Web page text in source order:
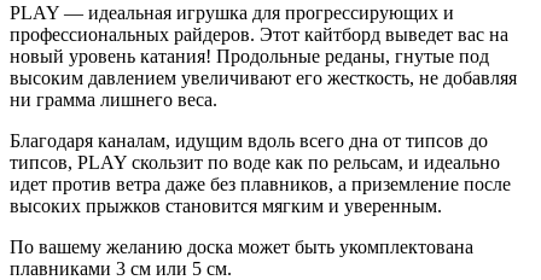
PLAY — идеальная игрушка для прогрессирующих и
профессиональных райдеров. Этот кайтборд выведет вас на
новый уровень катания! Продольные реданы, гнутые под
высоким давлением увеличивают его жесткость, не добавляя
ни грамма лишнего веса.
Благодаря каналам, идущим вдоль всего дна от типсов до
типсов, PLAY скользит по воде как по рельсам, и идеально
идет против ветра даже без плавников, а приземление после
высоких прыжков становится мягким и уверенным.
По вашему желанию доска может быть укомплектована
плавниками 3 см или 5 см.